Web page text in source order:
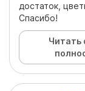
достаток,
Спасибо!
Читать